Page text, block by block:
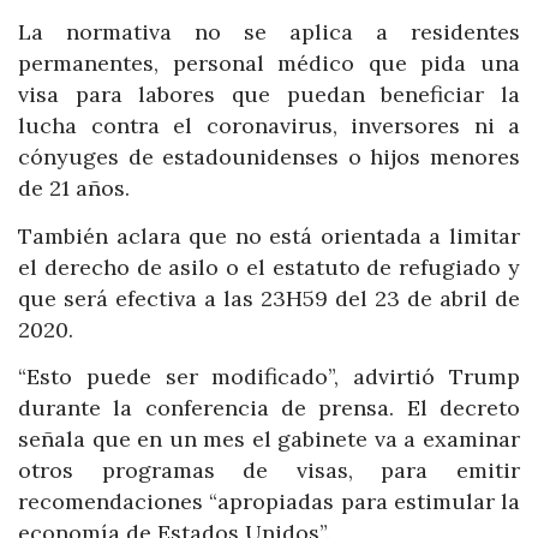
La normativa no se aplica a residentes
permanentes, personal médico que pida una
visa para labores que puedan beneficiar la
lucha contra el coronavirus, inversores ni a
cónyuges de estadounidenses o hijos menores
de 21 años.
También aclara que no está orientada a limitar
el derecho de asilo o el estatuto de refugiado y
que será efectiva a las 23H59 del 23 de abril de
2020.
“Esto puede ser modificado”, advirtió Trump
durante la conferencia de prensa. El decreto
señala que en un mes el gabinete va a examinar
otros programas de visas, para emitir
recomendaciones “apropiadas para estimular la